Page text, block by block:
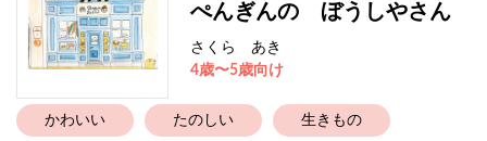
ぺんぎんの ぼうしやさん
さくら あき
4歳〜5歳向け
かわいい たのしい 生きもの